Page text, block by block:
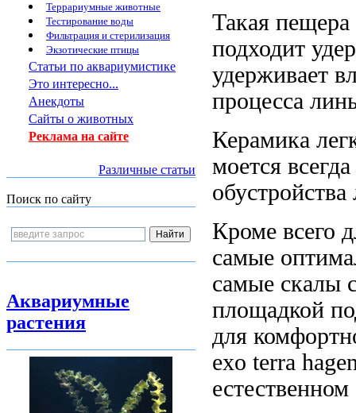
Террариумные животные
Тестирование воды
Фильтрация и стерилизация
Экзотические птицы
Статьи по аквариумистике
Это интересно...
Анекдоты
Сайты о животных
Реклама на сайте
Различные статьи
Поиск по сайту
Аквариумные
растения
Такая пещера
подходит
удерживает
процесса
Керамика
моется всегда
Кроме всего
самые
самые скалы
площадкой
для
exo terra